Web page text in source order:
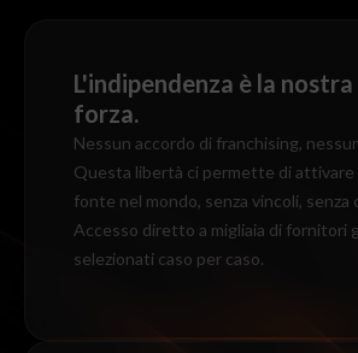
L'indipendenza è la
forza.
Nessun accordo di franchising,
Questa libertà ci permette di attivare
fonte nel mondo, senza vincoli, senza
Accesso diretto a migliaia di fornitori
selezionati caso per caso.